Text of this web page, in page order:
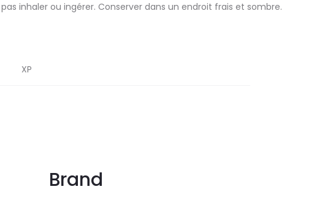
inhaler ou ingérer. Conserver dans un endroit frais et sombre.
XP
Brand